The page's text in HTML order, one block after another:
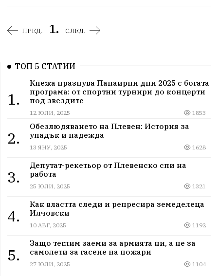
ПРЕД. 1. СЛЕД.
ТОП 5 СТАТИИ
1.
Кнежа празнува Панаирни дни 2025 с богата
програма: от спортни турнири до концерти
под звездите
12 ЮЛИ, 2025 1853
2.
Обезлюдяването на Плевен: История за
упадък и надежда
13 ЯНУ, 2025 1628
3.
Депутат-рекетьор от Плевенско спи на
работа
25 ЮЛИ, 2025 1321
4.
Как властта следи и репресира земеделеца
Илчовски
10 АВГ, 2025 1192
5.
Защо теглим заеми за армията ни, а не за
самолети за гасене на пожари
27 ЮЛИ, 2025 1104